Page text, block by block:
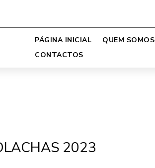
PÁGINA INICIAL QUEM SOMOS
CONTACTOS
2023